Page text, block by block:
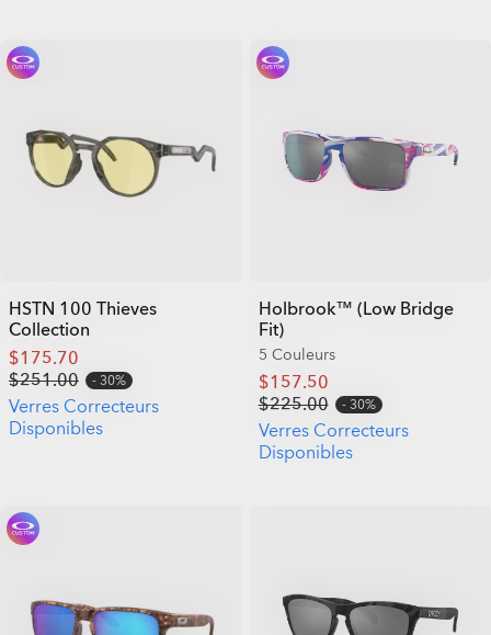
HSTN 100 Thieves
Collection
$175.70
$251.00
30%
Verres Correcteurs
Disponibles
Holbrook™ (Low Bridge
Fit)
5 Couleurs
$157.50
$225.00
30%
Verres Correcteurs
Disponibles